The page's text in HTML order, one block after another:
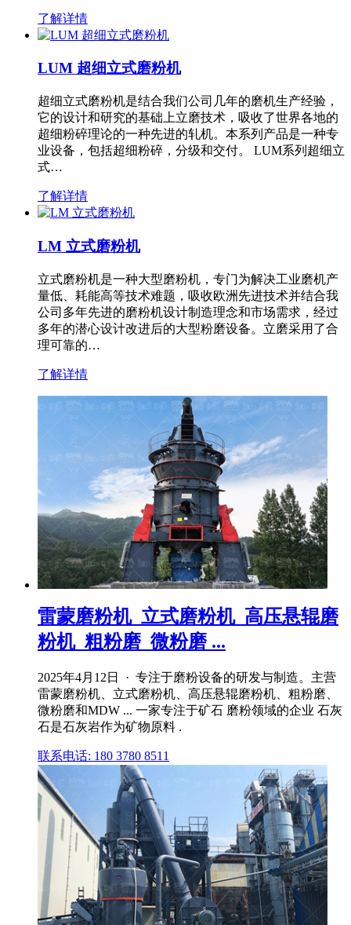
了解详情
LUM 超细立式磨粉机
超细立式磨粉机是结合我们公司几年的磨机生产经验，
它的设计和研究的基础上立磨技术，吸收了世界各地的
超细粉碎理论的一种先进的轧机。本系列产品是一种专
业设备，包括超细粉碎，分级和交付。 LUM系列超细立
式…
了解详情
LM 立式磨粉机
立式磨粉机是一种大型磨粉机，专门为解决工业磨机产
量低、耗能高等技术难题，吸收欧洲先进技术并结合我
公司多年先进的磨粉机设计制造理念和市场需求，经过
多年的潜心设计改进后的大型粉磨设备。立磨采用了合
理可靠的…
了解详情
雷蒙磨粉机_立式磨粉机_高压悬辊磨
粉机_粗粉磨_微粉磨 ...
2025年4月12日 · 专注于磨粉设备的研发与制造。主营
雷蒙磨粉机、立式磨粉机、高压悬辊磨粉机、粗粉磨、
微粉磨和MDW ... 一家专注于矿石 磨粉领域的企业 石灰
石是石灰岩作为矿物原料 .
联系电话: 180 3780 8511